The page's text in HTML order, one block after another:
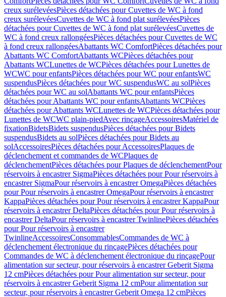
creux surélevéesPièces détachées pour Cuvettes de WC à fond
creux surélevéesCuvettes de WC à fond plat surélevéesPièces
détachées pour Cuvettes de WC à fond plat surélevéesCuvettes de
WC à fond creux rallongéesPièces détachées pour Cuvettes de WC
à fond creux rallongéesAbattants WC ComfortPièces détachées pour
Abattants WC ComfortAbattants WCPièces détachées pour
Abattants WCLunettes de WCPièces détachées pour Lunettes de
WCWC pour enfantsPièces détachées pour WC pour enfantsWC
suspendusPièces détachées pour WC suspendusWC au solPièces
détachées pour WC au solAbattants WC pour enfantsPièces
détachées pour Abattants WC pour enfantsAbattants WCPièces
détachées pour Abattants WCLunettes de WCPièces détachées pour
Lunettes de WCWC plain-piedAvec rinçageAccessoiresMatériel de
fixationBidetsBidets suspendusPièces détachées pour Bidets
suspendusBidets au solPièces détachées pour Bidets au
solAccessoiresPièces détachées pour AccessoiresPlaques de
déclenchement et commandes de WCPlaques de
déclenchementPièces détachées pour Plaques de déclenchementPour
réservoirs à encastrer SigmaPièces détachées pour Pour réservoirs à
encastrer SigmaPour réservoirs à encastrer OmegaPièces détachées
pour Pour réservoirs à encastrer OmegaPour réservoirs à encastrer
KappaPièces détachées pour Pour réservoirs à encastrer KappaPour
réservoirs à encastrer DeltaPièces détachées pour Pour réservoirs à
encastrer DeltaPour réservoirs à encastrer TwinlinePièces détachées
pour Pour réservoirs à encastrer
TwinlineAccessoiresConsommablesCommandes de WC à
déclenchement électronique du rinçagePièces détachées pour
Commandes de WC à déclenchement électronique du rinçagePour
alimentation sur secteur, pour réservoirs à encastrer Geberit Sigma
12 cmPièces détachées pour Pour alimentation sur secteur, pour
réservoirs à encastrer Geberit Sigma 12 cmPour alimentation sur
secteur, pour réservoirs à encastrer Geberit Omega 12 cmPièces